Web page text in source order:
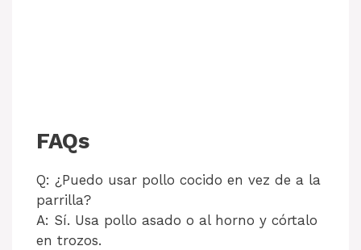
FAQs
Q: ¿Puedo usar pollo cocido en vez de a la
parrilla?
A: Sí. Usa pollo asado o al horno y córtalo
en trozos.